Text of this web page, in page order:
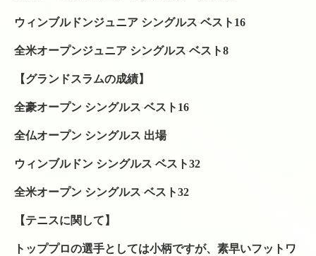
ウィンブルドンジュニア シングルス ベスト16
全米オープンジュニア シングルス ベスト8
【グランドスラムの成績】
全豪オープン シングルス ベスト16
全仏オープン シングルス 出場
ウィンブルドン シングルス ベスト32
全米オープン シングルス ベスト32
【テニスに関して】
トッププロの選手としては小柄ですが、素早いフットワ
ら来られる場合）